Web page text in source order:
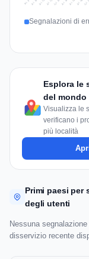
Jul 9 Jul 10 Jul 11 Jul 12 Jul 13 Jul 14 Jul 15 Jul 16 Jul 17
Segnalazioni di
Esplora le
del mondo
Visualizza le
verificano i
più località
Primi paesi per
degli utenti
Nessuna segnalazione
disservizio recente